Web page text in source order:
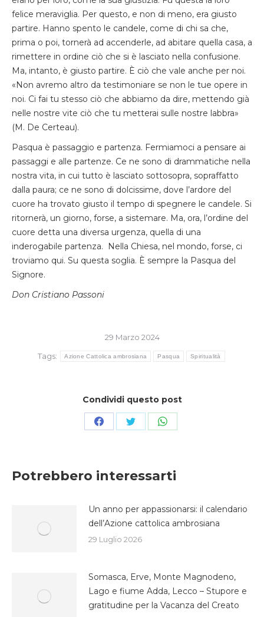
felice meraviglia. Per questo, e non di meno, era giusto
partire. Hanno spento le candele, come di chi sa che,
prima o poi, tornerà ad accenderle, ad abitare quella casa, a
rimettere in ordine ciò che si è lasciato nella confusione.
Ma, intanto, è giusto partire. È ciò che vale anche per noi.
«Non avremo altro da testimoniare se non le tue opere in
noi. Ci fai tu stesso ciò che abbiamo da dire, mettendo già
nelle nostre vite ciò che tu metterai sulle nostre labbra»
(M. De Certeau).
Pasqua è passaggio e partenza. Fermiamoci a pensare ai
passaggi e alle partenze. Ce ne sono di drammatiche nella
nostra vita, in cui tutto è lasciato sottosopra, sopraffatto
dalla paura; ce ne sono di dolcissime, dove l’ardore del
cuore ha trovato giusto il tempo di spegnere le candele. Si
ritornerà, un giorno, forse, a sistemare. Ma, ora, l’ordine del
cuore detta una diversa urgenza, quella di una
inderogabile partenza. Nella Chiesa, nel mondo, forse, ci
troviamo qui. Su questa soglia. È sempre la Pasqua del
Signore.
Don Cristiano Passoni
29 Marzo 2024
Tags:
Azione Cattolica ambrosiana Pasqua Spiritualità
Condividi questo post
CondividiCondividiCondividi
Potrebbero interessarti
Un anno per appassionarsi: il calendario
dell’Azione cattolica ambrosiana
29 Luglio 2026
Somasca, Erve, Monte Magnodeno,
Lago e fiume Adda, Lecco – Stupore e
gratitudine per la Vacanza del Creato